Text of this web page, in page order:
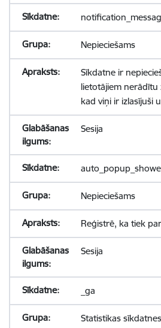
Nepieciešams
Sīkdatne ir
lietotājiem
kad viņi ir izlasījuši
Sesija
Nepieciešams
Reģistrē, ka tiek
Sesija
_ga
Statistikas